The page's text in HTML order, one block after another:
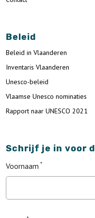
Beleid
Beleid in Vlaanderen
Inventaris Vlaanderen
Unesco-beleid
Vlaamse Unesco nominaties
Rapport naar UNESCO 2021
Schrijf je in voor
Voornaam